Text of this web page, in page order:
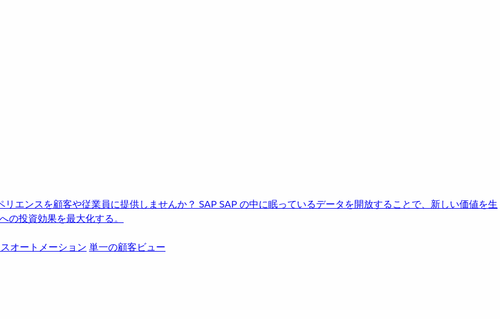
エンスを顧客や従業員に提供しませんか？ SAPSAP の中に眠っているデータを開放することで、新しい価値を生
投資効果を最大化する。
オートメーション 単一の顧客ビュー